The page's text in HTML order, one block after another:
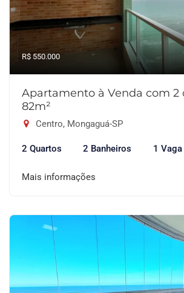
R$ 550.000
Apartamento à Venda com 2
82m²
Centro, Mongaguá-SP
2 Quartos 2 Banheiros 1 Vaga
Mais informações